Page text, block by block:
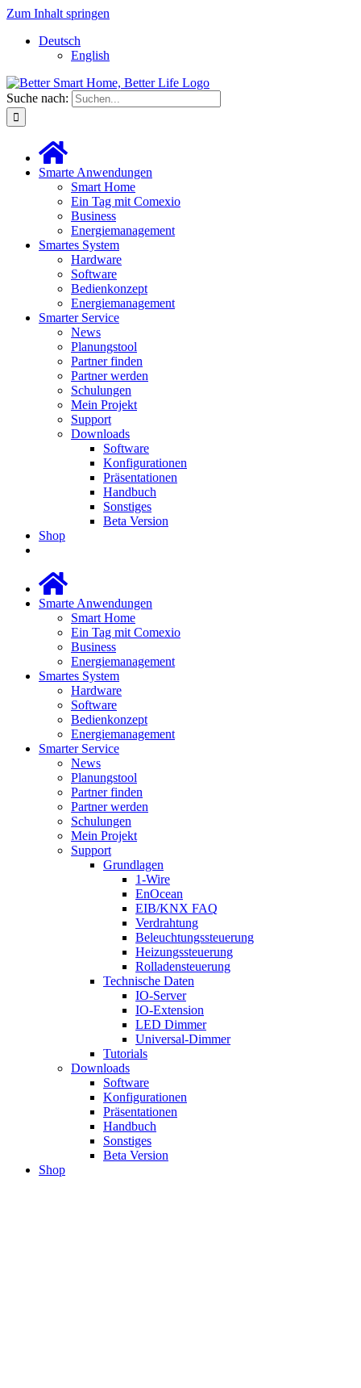
Zum Inhalt springen
Deutsch
English
Suche nach:
Smarte Anwendungen
Smart Home
Ein Tag mit Comexio
Business
Energiemanagement
Smartes System
Hardware
Software
Bedienkonzept
Energiemanagement
Smarter Service
News
Planungstool
Partner finden
Partner werden
Schulungen
Mein Projekt
Support
Downloads
Software
Konfigurationen
Präsentationen
Handbuch
Sonstiges
Beta Version
Shop
Smarte Anwendungen
Smart Home
Ein Tag mit Comexio
Business
Energiemanagement
Smartes System
Hardware
Software
Bedienkonzept
Energiemanagement
Smarter Service
News
Planungstool
Partner finden
Partner werden
Schulungen
Mein Projekt
Support
Grundlagen
1-Wire
EnOcean
EIB/KNX FAQ
Verdrahtung
Beleuchtungssteuerung
Heizungssteuerung
Rolladensteuerung
Technische Daten
IO-Server
IO-Extension
LED Dimmer
Universal-Dimmer
Tutorials
Downloads
Software
Konfigurationen
Präsentationen
Handbuch
Sonstiges
Beta Version
Shop